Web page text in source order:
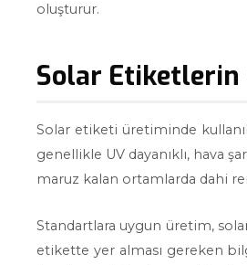
oluşturur.
Solar Etiketlerin
Solar etiketi üretiminde
genellikle UV dayanıklı, hava
maruz kalan ortamlarda dahi
Standartlara uygun üretim,
etikette yer alması gereken